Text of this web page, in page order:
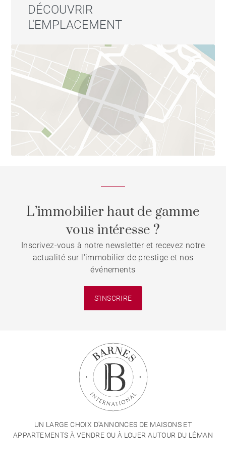
DÉCOUVRIR
L'EMPLACEMENT
L’immobilier haut de gamme
vous intéresse ?
Inscrivez-vous à notre newsletter et recevez notre
actualité sur l'immobilier de prestige et nos
événements
S'INSCRIRE
UN LARGE CHOIX D'ANNONCES DE MAISONS ET
APPARTEMENTS À VENDRE OU À LOUER AUTOUR DU LÉMAN